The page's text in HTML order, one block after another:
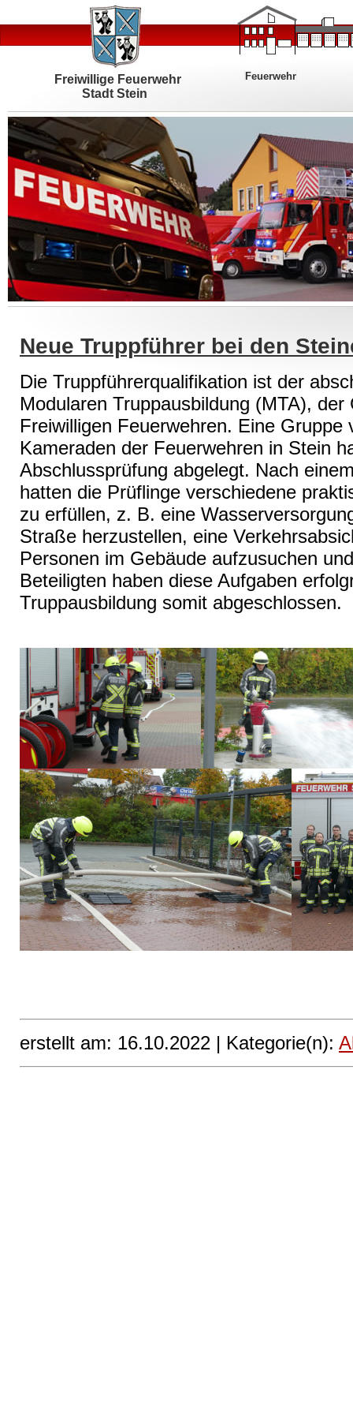
Freiwillige Feuerwehr
Stadt Stein
Feuerwehr
Neue Truppführer bei den
Die Truppführerqualifikation ist der
Modularen Truppausbildung (MTA),
Freiwilligen Feuerwehren. Eine Gruppe
Kameraden der Feuerwehren in Stein
Abschlussprüfung abgelegt. Nach
hatten die Prüflinge verschiedene
zu erfüllen, z. B. eine
Straße herzustellen, eine
Personen im Gebäude aufzusuchen
Beteiligten haben diese Aufgaben
Truppausbildung somit abgeschlossen.
erstellt am: 16.10.2022 | Kategorie(n):